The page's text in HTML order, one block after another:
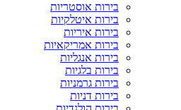
בירות אוסטריות
בירות איטלקיות
בירות איריות
בירות אמריקאיות
בירות אנגליות
בירות בלגיות
בירות גרמניות
בירות דניות